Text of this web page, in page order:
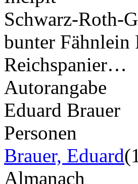
Schwarz-Roth-
bunter Fähnlein
Reichspanier…
Autorangabe
Eduard Brauer
Personen
Brauer, Eduard
Almanach